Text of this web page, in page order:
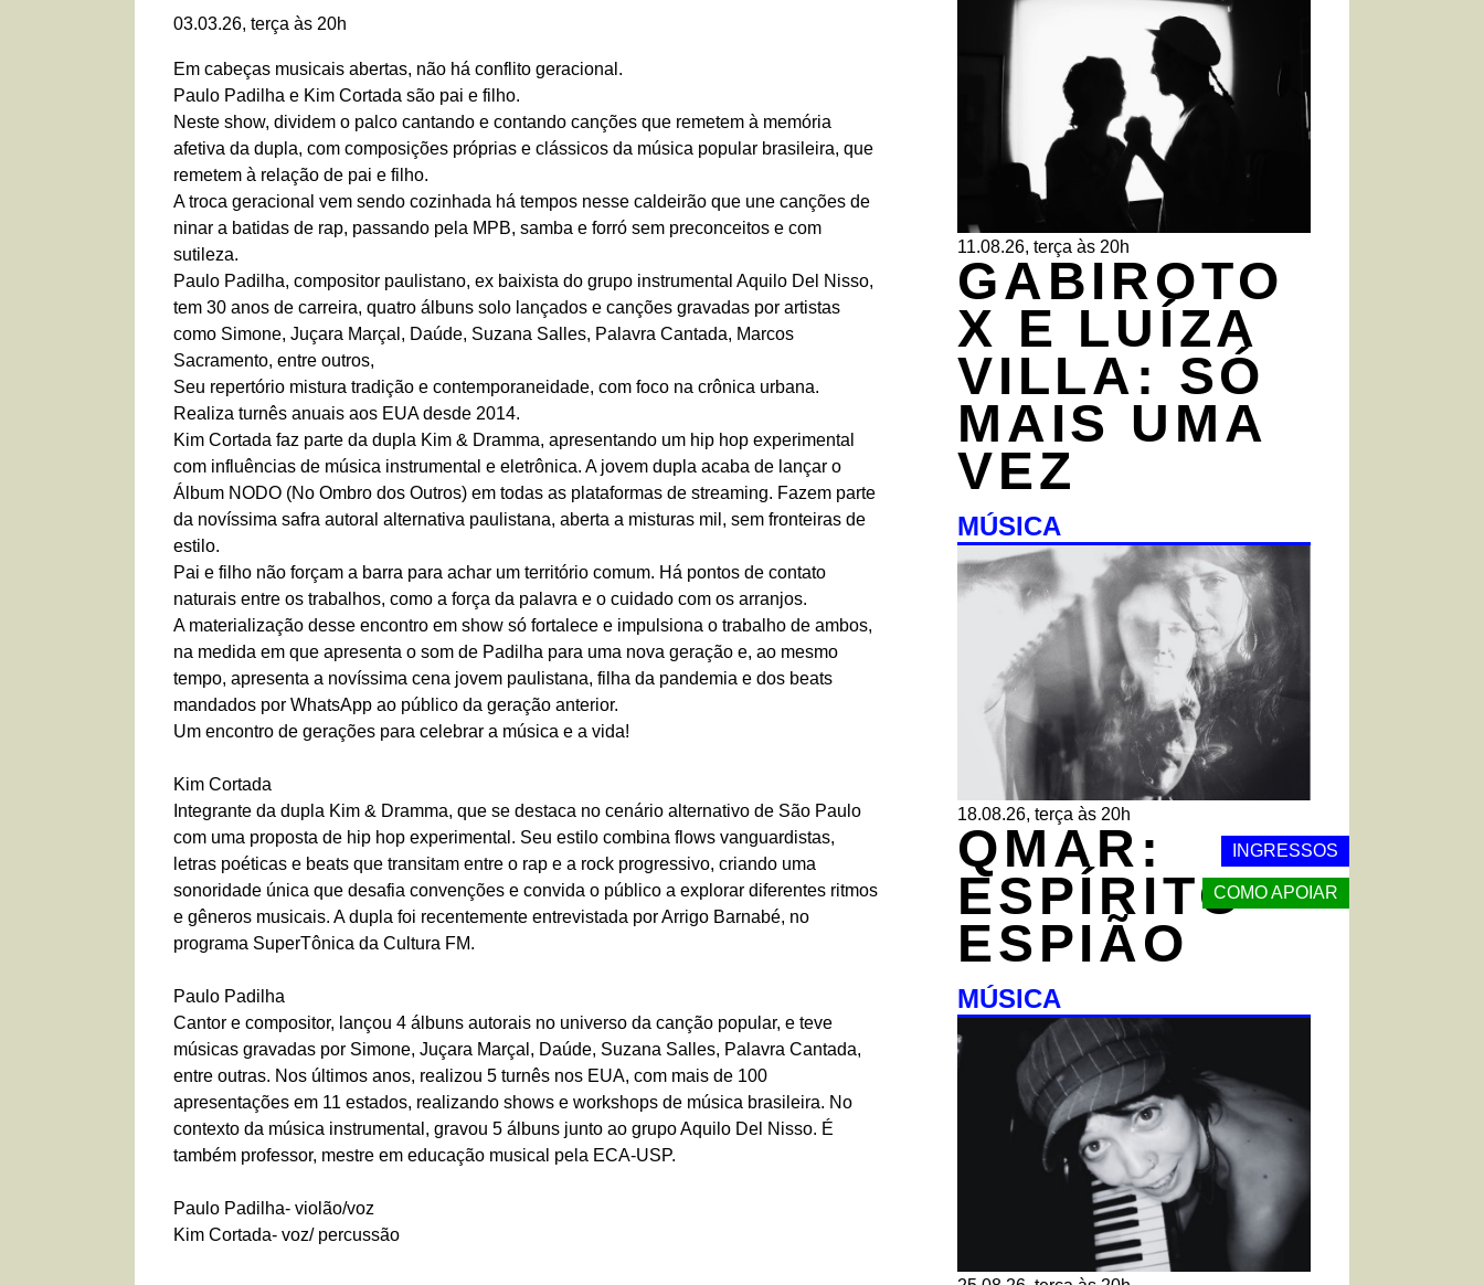
INGRESSOS
COMO APOIAR
03.03.26, terça às 20h
Em cabeças musicais abertas, não há conflito geracional.
Paulo Padilha e Kim Cortada são pai e filho.
Neste show, dividem o palco cantando e contando canções que remetem à memória
afetiva da dupla, com composições próprias e clássicos da música popular brasileira, que
remetem à relação de pai e filho.
A troca geracional vem sendo cozinhada há tempos nesse caldeirão que une canções de
ninar a batidas de rap, passando pela MPB, samba e forró sem preconceitos e com
sutileza.
Paulo Padilha, compositor paulistano, ex baixista do grupo instrumental Aquilo Del Nisso,
tem 30 anos de carreira, quatro álbuns solo lançados e canções gravadas por artistas
como Simone, Juçara Marçal, Daúde, Suzana Salles, Palavra Cantada, Marcos
Sacramento, entre outros,
Seu repertório mistura tradição e contemporaneidade, com foco na crônica urbana.
Realiza turnês anuais aos EUA desde 2014.
Kim Cortada faz parte da dupla Kim & Dramma, apresentando um hip hop experimental
com influências de música instrumental e eletrônica. A jovem dupla acaba de lançar o
Álbum NODO (No Ombro dos Outros) em todas as plataformas de streaming. Fazem parte
da novíssima safra autoral alternativa paulistana, aberta a misturas mil, sem fronteiras de
estilo.
Pai e filho não forçam a barra para achar um território comum. Há pontos de contato
naturais entre os trabalhos, como a força da palavra e o cuidado com os arranjos.
A materialização desse encontro em show só fortalece e impulsiona o trabalho de ambos,
na medida em que apresenta o som de Padilha para uma nova geração e, ao mesmo
tempo, apresenta a novíssima cena jovem paulistana, filha da pandemia e dos beats
mandados por WhatsApp ao público da geração anterior.
Um encontro de gerações para celebrar a música e a vida!
Kim Cortada
Integrante da dupla Kim & Dramma, que se destaca no cenário alternativo de São Paulo
com uma proposta de hip hop experimental. Seu estilo combina flows vanguardistas,
letras poéticas e beats que transitam entre o rap e a rock progressivo, criando uma
sonoridade única que desafia convenções e convida o público a explorar diferentes ritmos
e gêneros musicais. A dupla foi recentemente entrevistada por Arrigo Barnabé, no
programa SuperTônica da Cultura FM.
Paulo Padilha
Cantor e compositor, lançou 4 álbuns autorais no universo da canção popular, e teve
músicas gravadas por Simone, Juçara Marçal, Daúde, Suzana Salles, Palavra Cantada,
entre outras. Nos últimos anos, realizou 5 turnês nos EUA, com mais de 100
apresentações em 11 estados, realizando shows e workshops de música brasileira. No
contexto da música instrumental, gravou 5 álbuns junto ao grupo Aquilo Del Nisso. É
também professor, mestre em educação musical pela ECA-USP.
Paulo Padilha- violão/voz
Kim Cortada- voz/ percussão
11.08.26, terça às 20h
GABIROTO
X E LUÍZA
VILLA: SÓ
MAIS UMA
VEZ
MÚSICA
18.08.26, terça às 20h
QMAR:
ESPÍRITO
ESPIÃO
MÚSICA